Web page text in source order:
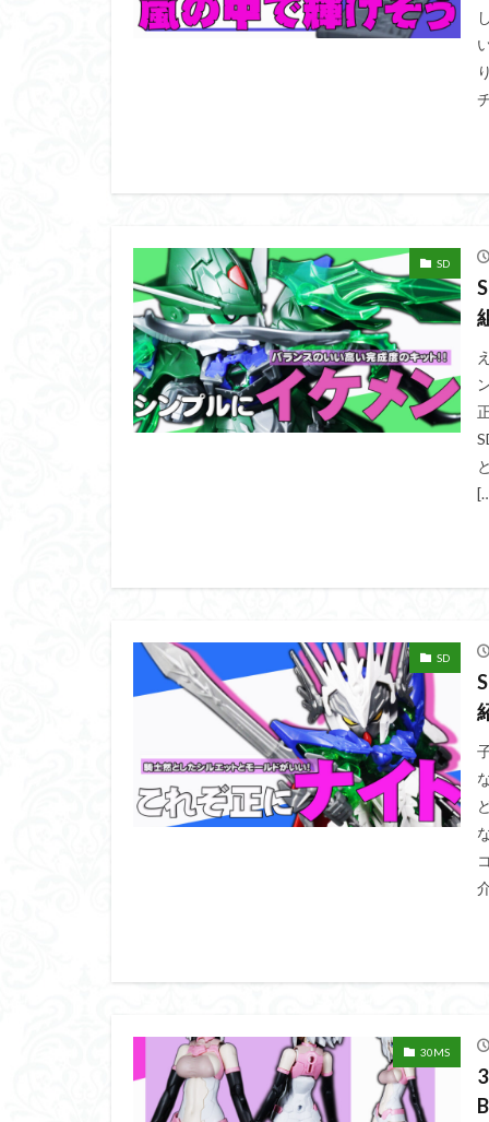
SD
SD
30MS
アイドルマスター
アリスギア・アイ
エンドオブヒーロ
コピック塗装
サンプル
シンデュアリティ
スターウォーズ
スーパーロボット
ダイスdeシタデル
マクロスデルタ
ムーミンハウス
ヤマトよ永遠に
ヱヴァンゲリヲン
仮面ライダードラ
平成ザクジム合
平成ザクジム合
鉄血のオルフェン
魔装機神